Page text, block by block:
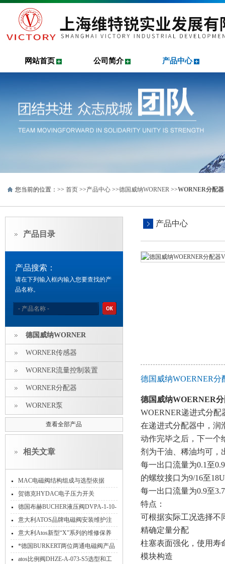
网站首页 公司简介 产品中心
您当前的位置：>> 首页 >>产品中心 >>德国威纳WORNER >>WORNER分配器
产品目录
产品搜索：
请在下列输入框内输入您要查找的产
品名称。
德国威纳WORNER
WORNER传感器
WORNER流量控制装置
WORNER分配器
WORNER泵
查看全部产品
相关文章
MAC电磁阀结构组成与选型依据
贺德克HYDAC电子压力开关
EDS3400系列参数信息
德国布赫BUCHER液压阀DVPA-1-10-
SNV-3流量范围
意大利ATOS品牌电磁阀安装维护注
意事项
意大利Atos新型“X”系列的维修保养
*德国BURKERT两位两通电磁阀产品
详细介绍
atos比例阀DHZE-A-073-S5选型和工
产品中心
德国威纳WOERNER
德国威纳WOERNER
WOERNER递进式分
在递进式分配器中，润
动作完毕之后，下一个
剂为干油、稀油均可，
每一出口流量为0.1至
的螺纹接口为9/16至
每一出口流量为0.9至
特点：
可根据实际工况选择不
精确定量分配
柱塞表面强化，使用寿
模块构造